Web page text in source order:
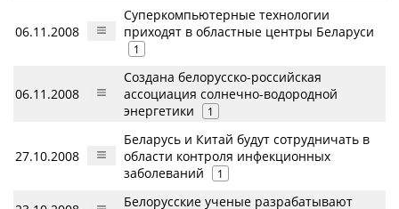
06.11.2008
Суперкомпьютерные технологии
приходят в областные центры Беларуси
1
06.11.2008
Создана белорусско-российская
ассоциация солнечно-водородной
энергетики
1
27.10.2008
Беларусь и Китай будут сотрудничать в
области контроля инфекционных
заболеваний
1
Белорусские ученые разрабатывают